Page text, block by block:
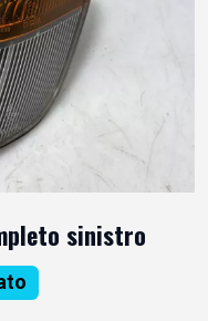
sinistro